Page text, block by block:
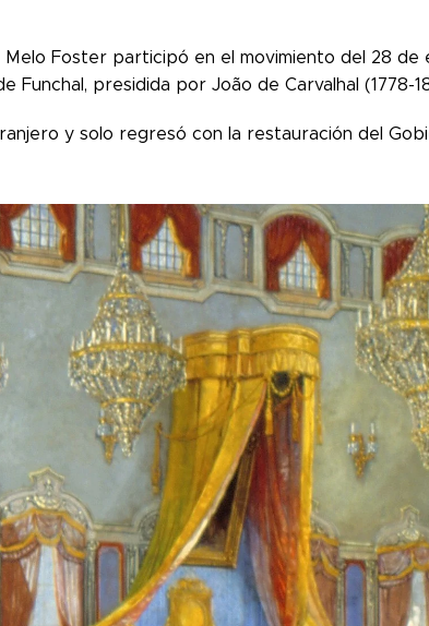
Foster participó en el movimiento del 28 de
Funchal, presidida por João de Carvalhal (1778-
y solo regresó con la restauración del